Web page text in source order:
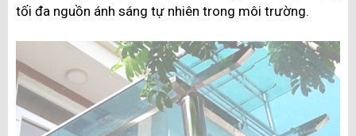
tối đa nguồn ánh sáng tự nhiên trong môi trường.